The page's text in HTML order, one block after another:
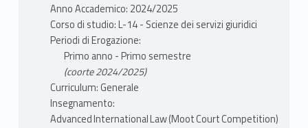
difesa. Le competizioni di moot includono di
solito la Philip C Jessup International Law
Moot Court Competition, la più importante
competizione mondiale di mooting in diritto
internazionale. Gli studenti dovranno
partecipare a sessioni sulla metodologia di
ricerca, per poi intraprendere un'intensa
Anno Accademico: 2024/2025
Corso di studio: L-14 - Scienze dei servizi giuridici
Periodi di Erogazione:
Primo anno - Primo semestre
(coorte 2024/2025)
Curriculum: Generale
Insegnamento:
Advanced International Law (Moot Court Competition)